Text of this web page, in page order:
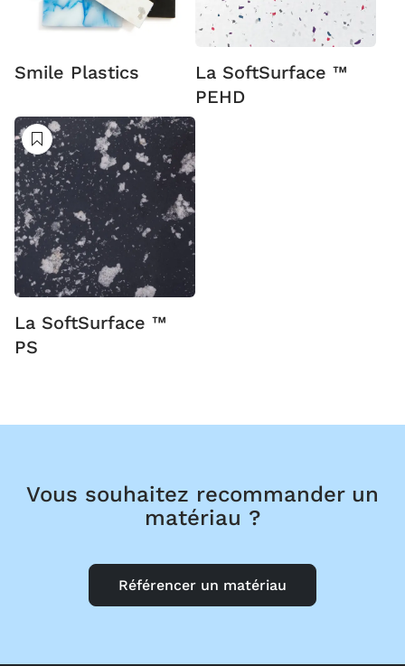
Smile Plastics
La SoftSurface ™
PEHD
Suivre
La SoftSurface ™
PS
Vous souhaitez recommander un
matériau ?
Référencer un matériau